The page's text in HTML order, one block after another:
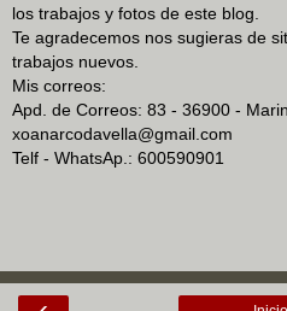
los trabajos y fotos de este blog.
Te agradecemos nos sugieras de
trabajos nuevos.
Mis correos:
Apd. de Correos: 83 - 36900 -
xoanarcodavella@gmail.com
Telf - WhatsAp.: 600590901